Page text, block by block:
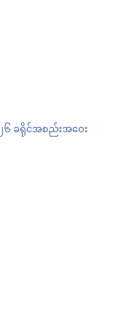
၆ ခရိုင်အစည်းအဝေး